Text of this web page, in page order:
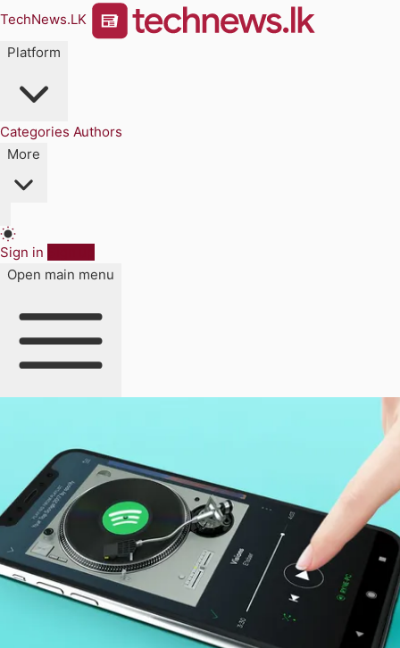
TechNews.LK
Platform
Categories Authors
More
Sign in
Open main menu